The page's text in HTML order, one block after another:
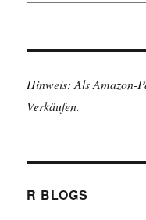
Hinweis: Als Amazon-
Verkäufen.
R BLOGS